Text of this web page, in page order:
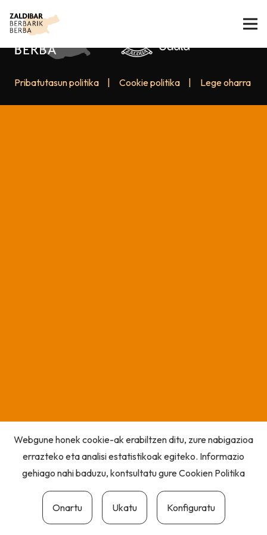
Pribatutasun politika Cookie politika Lege oharra
Webgune honek cookie-ak erabiltzen ditu, zure nabigazioa
errazteko eta analisi estatistikoak egiteko. Informazio
gehiago nahi baduzu, kontsultatu gureCookien Politika
Onartu Ukatu Konfiguratu